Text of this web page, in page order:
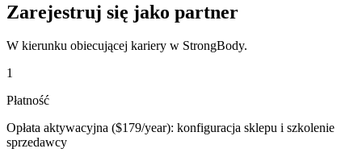
Zarejestruj się jako partner
W kierunku obiecującej kariery w StrongBody.
1
Płatność
Opłata aktywacyjna ($179/year): konfiguracja sklepu i szkolenie
sprzedawcy